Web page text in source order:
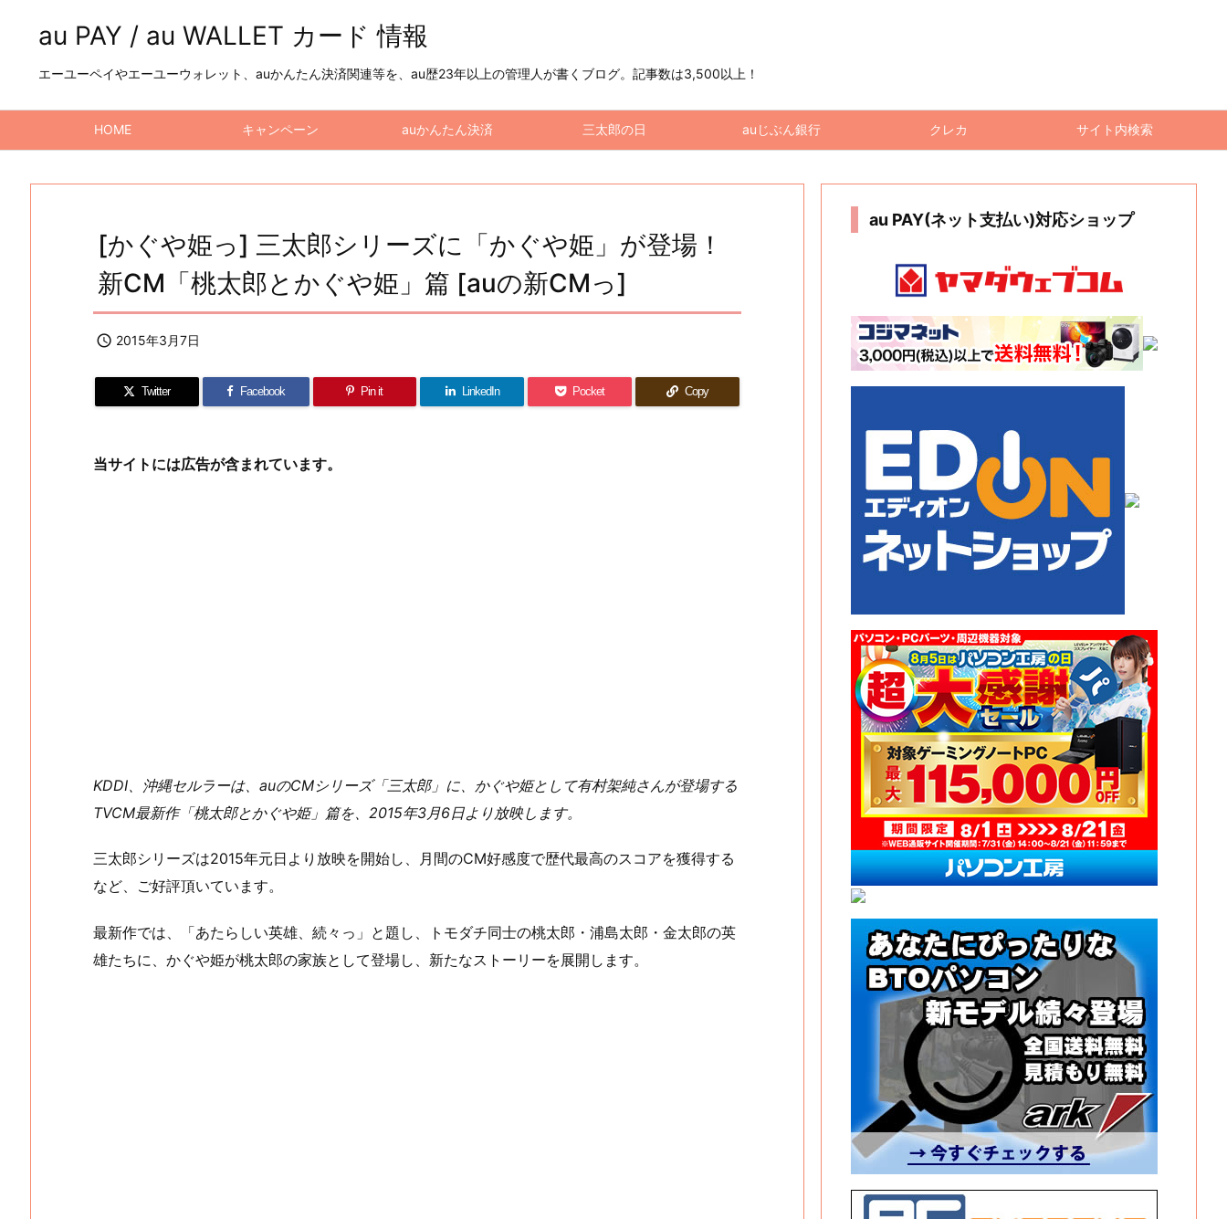
au PAY / au WALLET カード 情報
エーユーペイやエーユーウォレット、auかんたん決済関連等を、au歴23年以上の管理人が書くブログ。記事数は3,500以上！
HOME キャンペーン auかんたん決済 三太郎の日 auじぶん銀行 クレカ サイト内検索
[かぐや姫っ] 三太郎シリーズに「かぐや姫」が登場！
新CM「桃太郎とかぐや姫」篇 [auの新CMっ]
 2015年3月7日
Twitter Facebook Pin it LinkedIn Pocket Copy
当サイトには広告が含まれています。
KDDI、沖縄セルラーは、auのCMシリーズ「三太郎」に、かぐや姫として有村架純さんが登場する
TVCM最新作「桃太郎とかぐや姫」篇を、2015年3月6日より放映します。
三太郎シリーズは2015年元日より放映を開始し、月間のCM好感度で歴代最高のスコアを獲得する
など、ご好評頂いています。
最新作では、「あたらしい英雄、続々っ」と題し、トモダチ同士の桃太郎・浦島太郎・金太郎の英
雄たちに、かぐや姫が桃太郎の家族として登場し、新たなストーリーを展開します。
au PAY(ネット支払い)対応ショップ